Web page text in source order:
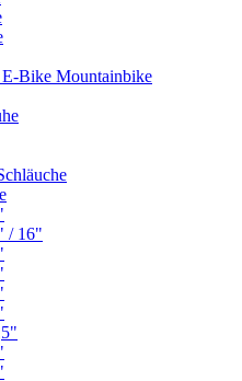
Bike Mountainbike
/ 16"